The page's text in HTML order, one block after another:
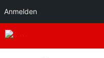
Anmelden